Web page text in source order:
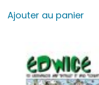
Ajouter au panier